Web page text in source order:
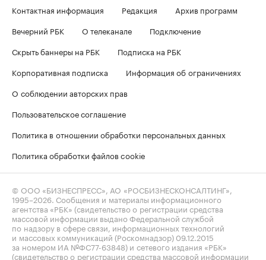
Контактная информация Редакция
Архив программ
Вечерний РБК
О телеканале
Подключение
Скрыть баннеры на РБК
Подписка на РБК
Корпоративная подписка
Информация об ограничениях
О соблюдении авторских прав
Пользовательское соглашение
Политика в отношении обработки персональных данных
Политика обработки файлов cookie
© ООО «БИЗНЕСПРЕСС», АО «РОСБИЗНЕСКОНСАЛТИНГ»,
1995–2026 . Сообщения и материалы информационного
агентства «РБК» (свидетельство о регистрации средства
массовой информации выдано Федеральной службой
по надзору в сфере связи, информационных технологий
и массовых коммуникаций (Роскомнадзор) 09.12.2015
за номером ИА №ФС77-63848) и сетевого издания «РБК»
(свидетельство о регистрации средства массовой информации